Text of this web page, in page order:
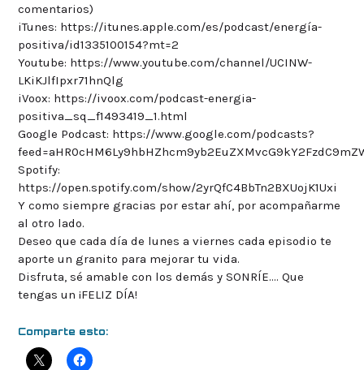
comentarios)
iTunes: https://itunes.apple.com/es/podcast/energía-
positiva/id1335100154?mt=2
Youtube: https://www.youtube.com/channel/UCINW-
LKiKJlfIpxr71hnQlg
iVoox: https://ivoox.com/podcast-energia-
positiva_sq_f1493419_1.html
Google Podcast: https://www.google.com/podcasts?
Spotify:
https://open.spotify.com/show/2yrQfC4BbTn2BXUojK1Uxi
Y como siempre gracias por estar ahí, por acompañarme
al otro lado.
Deseo que cada día de lunes a viernes cada episodio te
aporte un granito para mejorar tu vida.
Disfruta, sé amable con los demás y SONRÍE…. Que
tengas un ¡FELIZ DÍA!
Comparte esto: